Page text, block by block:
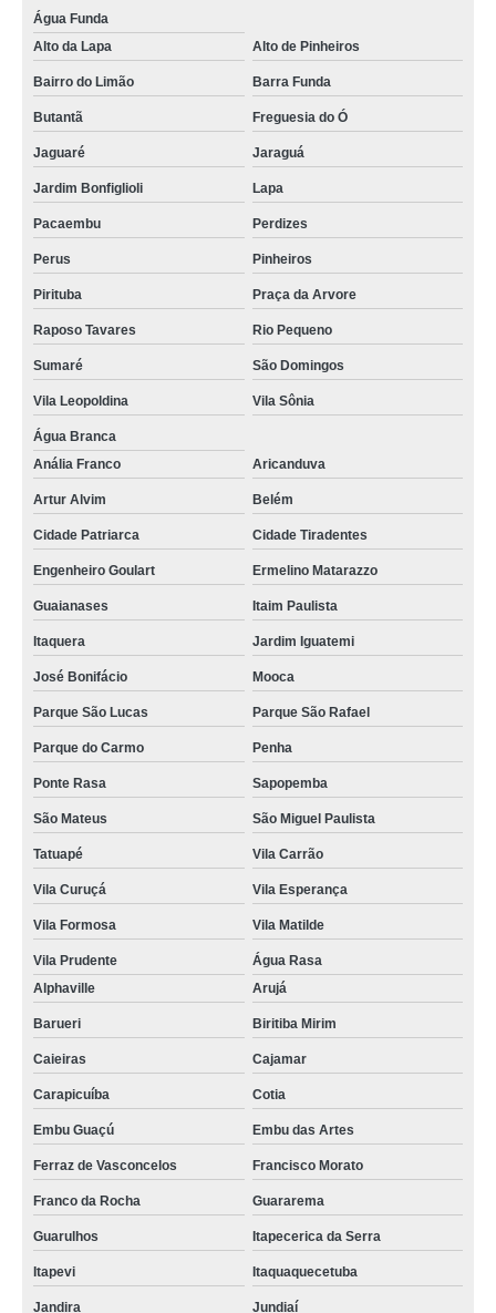
Água Funda
Alto da Lapa
Alto de Pinheiros
Bairro do Limão Barra Funda
Butantã Freguesia do Ó
Jaguaré Jaraguá
Jardim Bonfiglioli Lapa
Pacaembu Perdizes
Perus Pinheiros
Pirituba Praça da Arvore
Raposo Tavares Rio Pequeno
Sumaré São Domingos
Vila Leopoldina Vila Sônia
Água Branca
Anália Franco
Aricanduva
Artur Alvim Belém
Cidade Patriarca Cidade Tiradentes
Engenheiro Goulart Ermelino Matarazzo
Guaianases Itaim Paulista
Itaquera Jardim Iguatemi
José Bonifácio Mooca
Parque São Lucas Parque São Rafael
Parque do Carmo Penha
Ponte Rasa Sapopemba
São Mateus São Miguel Paulista
Tatuapé Vila Carrão
Vila Curuçá Vila Esperança
Vila Formosa Vila Matilde
Vila Prudente
Água Rasa
Alphaville
Arujá
Barueri Biritiba Mirim
Caieiras Cajamar
Carapicuíba Cotia
Embu Guaçú Embu das Artes
Ferraz de Vasconcelos Francisco Morato
Franco da Rocha Guararema
Guarulhos Itapecerica da Serra
Itapevi Itaquaquecetuba
Jandira Jundiaí